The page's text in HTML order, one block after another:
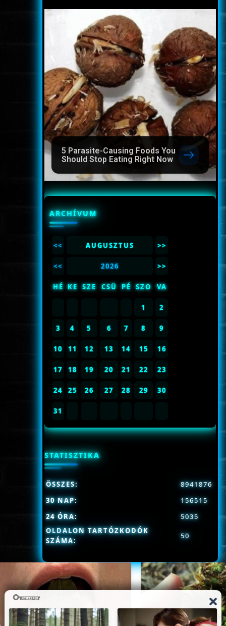
5 Parasite-Causing Foods You
Should Stop Eating Right Now
ARCHÍVUM
<< AUGUSZTUS >>
<< 2026 >>
HÉ KE SZE CSÜ PÉ SZO VA
1 2
3 4 5 6 7 8 9
10 11 12 13 14 15 16
17 18 19 20 21 22 23
24 25 26 27 28 29 30
31
STATISZTIKA
OLDALON TARTÓZKODÓK
SZÁMA:
50
ÖSSZES:
8941876
30 NAP:
156515
24 ÓRA:
5035